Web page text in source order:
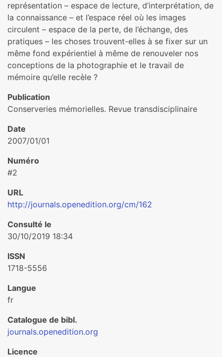
représentation – espace de lecture, d’interprétation, de
la connaissance – et l’espace réel où les images
circulent – espace de la perte, de l’échange, des
pratiques – les choses trouvent-elles à se fixer sur un
même fond expérientiel à même de renouveler nos
conceptions de la photographie et le travail de
mémoire qu’elle recèle ?
Publication
Conserveries mémorielles. Revue transdisciplinaire
Date
2007/01/01
Numéro
#2
URL
http://journals.openedition.org/cm/162
Consulté le
30/10/2019 18:34
ISSN
1718-5556
Langue
fr
Catalogue de bibl.
journals.openedition.org
Licence